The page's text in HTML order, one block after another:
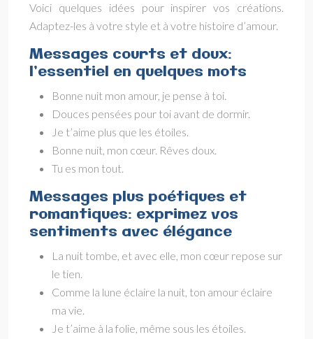
Voici quelques idées pour inspirer vos créations.
Adaptez-les à votre style et à votre histoire d’amour.
Messages courts et doux:
l’essentiel en quelques mots
Bonne nuit mon amour, je pense à toi.
Douces pensées pour toi avant de dormir.
Je t’aime plus que les étoiles.
Bonne nuit, mon cœur. Rêves doux.
Tu es mon tout.
Messages plus poétiques et
romantiques: exprimez vos
sentiments avec élégance
La nuit tombe, et avec elle, mon cœur repose sur
le tien.
Comme la lune éclaire la nuit, ton amour éclaire
ma vie.
Je t’aime à la folie, même sous les étoiles.